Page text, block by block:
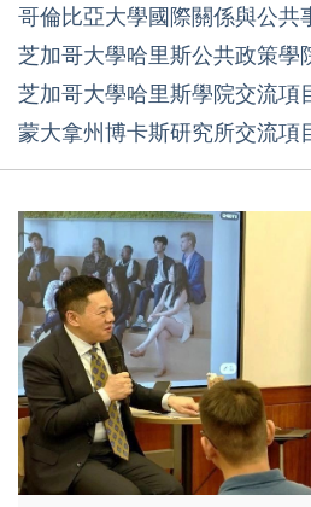
哥倫比亞大學國際關係與公共
芝加哥大學哈里斯公共政策學
芝加哥大學哈里斯學院交流項
蒙大拿州博卡斯研究所交流項